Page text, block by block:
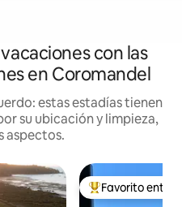
con las
en Coromandel
estas estadías tienen
su ubicación y limpieza,
aspectos.
Favorito entre
Favorito entre